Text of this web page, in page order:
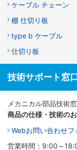
ケーブル チェーン
棚 仕切り板
type b ケーブル
仕切り板
技術サポート窓
メカニカル部品技術
商品の仕様・技術の
Webお問い合わせフ
営業時間：9:00～